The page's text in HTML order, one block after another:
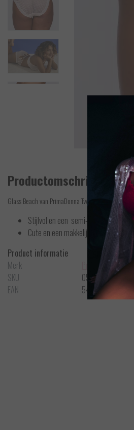
Productomschrijving
Glass Beach van PrimaDonna Twist is
Stijlvol en een semi-transparant
Cute en een makkelijk kleur als
Product informatie
Merk
PrimaDonna Twist
SKU
0542352CRP
EAN